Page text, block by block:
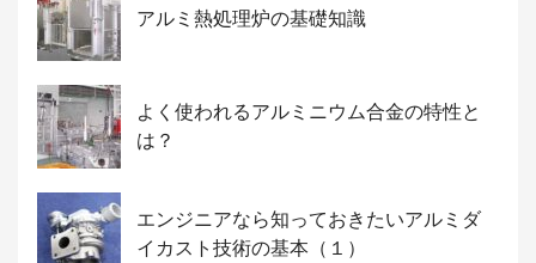
アルミ熱処理炉の基礎知識
よく使われるアルミニウム合金の特性と
は？
エンジニアなら知っておきたいアルミダ
イカスト技術の基本（１）